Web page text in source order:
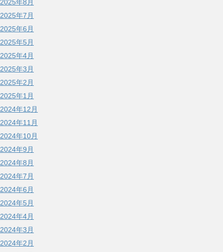
2025年8月
2025年7月
2025年6月
2025年5月
2025年4月
2025年3月
2025年2月
2025年1月
2024年12月
2024年11月
2024年10月
2024年9月
2024年8月
2024年7月
2024年6月
2024年5月
2024年4月
2024年3月
2024年2月